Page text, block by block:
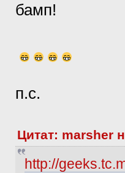
бамп!
п.с.
Цитат: marsher
http://